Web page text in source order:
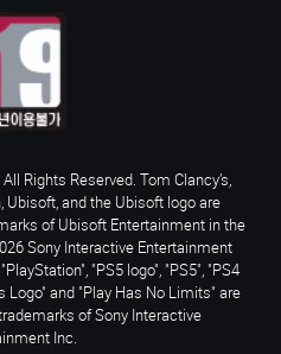
Rights Reserved. Tom Clancy’s,
Ubisoft, and the Ubisoft logo are
of Ubisoft Entertainment in the
Sony Interactive Entertainment
"PS5 logo", "PS5", "PS4
Logo" and "Play Has No Limits" are
of Sony Interactive
Inc.